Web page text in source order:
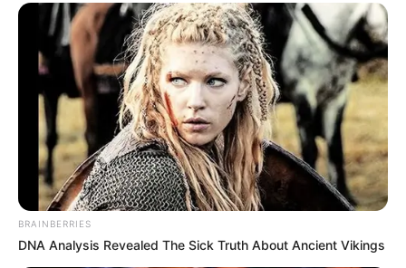
BRAINBERRIES
DNA Analysis Revealed The Sick Truth About Ancient Vikings